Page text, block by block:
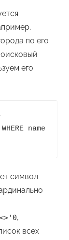
по его
его
name
символ
,
всех